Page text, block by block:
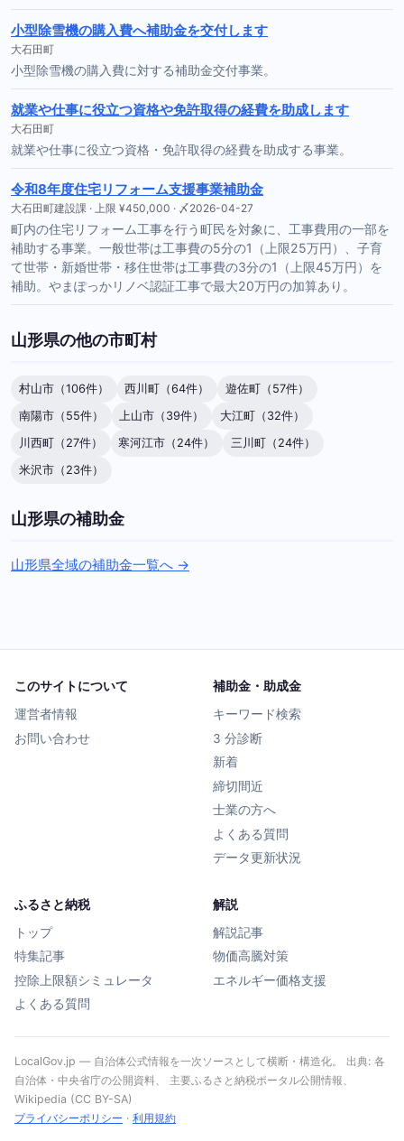
小型除雪機の購入費へ補助金を交付します
大石田町
小型除雪機の購入費に対する補助金交付事業。
就業や仕事に役立つ資格や免許取得の経費を助成します
大石田町
就業や仕事に役立つ資格・免許取得の経費を助成する事業。
令和8年度住宅リフォーム支援事業補助金
大石田町建設課 · 上限 ¥450,000 · 〆2026-04-27
町内の住宅リフォーム工事を行う町民を対象に、工事費用の一部を
補助する事業。一般世帯は工事費の5分の1（上限25万円）、子育
て世帯・新婚世帯・移住世帯は工事費の3分の1（上限45万円）を
補助。やまぽっかリノベ認証工事で最大20万円の加算あり。
山形県の他の市町村
村山市（106件） 西川町（64件）
遊佐町（57件）
南陽市（55件）
上山市（39件）
大江町（32件）
川西町（27件）
寒河江市（24件）
三川町（24件）
米沢市（23件）
山形県の補助金
山形県全域の補助金一覧へ →
このサイトについて
運営者情報
お問い合わせ
補助金・助成金
キーワード検索
3 分診断
新着
締切間近
士業の方へ
よくある質問
データ更新状況
ふるさと納税
トップ
特集記事
控除上限額シミュレータ
よくある質問
解説
解説記事
物価高騰対策
エネルギー価格支援
LocalGov.jp — 自治体公式情報を一次ソースとして横断・構造化。 出典: 各
自治体・中央省庁の公開資料、 主要ふるさと納税ポータル公開情報、
Wikipedia (CC BY-SA)
プライバシーポリシー · 利用規約